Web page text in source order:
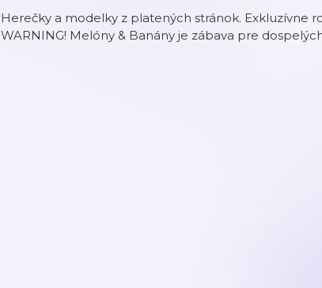
Herečky a modelky z platených stránok. Exkluzívne
WARNING! Melóny & Banány je zábava pre